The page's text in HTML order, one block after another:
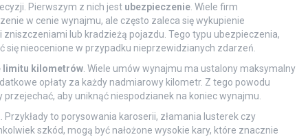
Pierwszym z nich jest ubezpieczenie. Wiele firm
w cenie wynajmu, ale często zaleca się wykupienie
lub kradzieżą pojazdu. Tego typu ubezpieczenia,
się nieocenione w przypadku nieprzewidzianych zdarzeń.
limitu kilometrów. Wiele umów wynajmu ma ustalony maksymalny
opłaty za każdy nadmiarowy kilometr. Z tego powodu
aby uniknąć niespodzianek na koniec wynajmu.
. Przykłady to porysowania karoserii, złamania lusterek czy
szkód, mogą być nałożone wysokie kary, które znacznie